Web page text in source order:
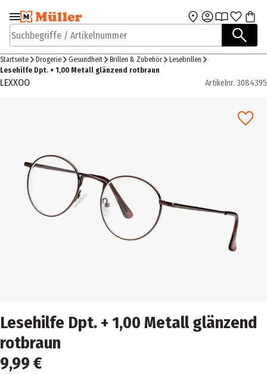
Zur Navigation
springen
Zum Hauptinhalt
Suchbegriffe / Artikelnummer
Startseite Drogerie Gesundheit Brillen & Zubehör
Lesebrillen
Lesehilfe Dpt. + 1,00 Metall glänzend rotbraun
LEXXOO Artikelnr. 3084395
Lesehilfe Dpt. + 1,00 Metall glänzend
rotbraun
9,99 €